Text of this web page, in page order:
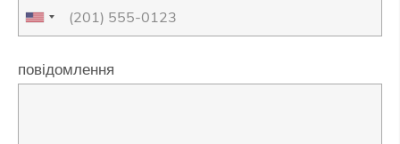
повідомлення